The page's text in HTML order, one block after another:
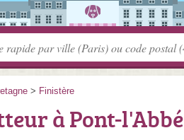
> Finistère
à Pont-l'Abbé